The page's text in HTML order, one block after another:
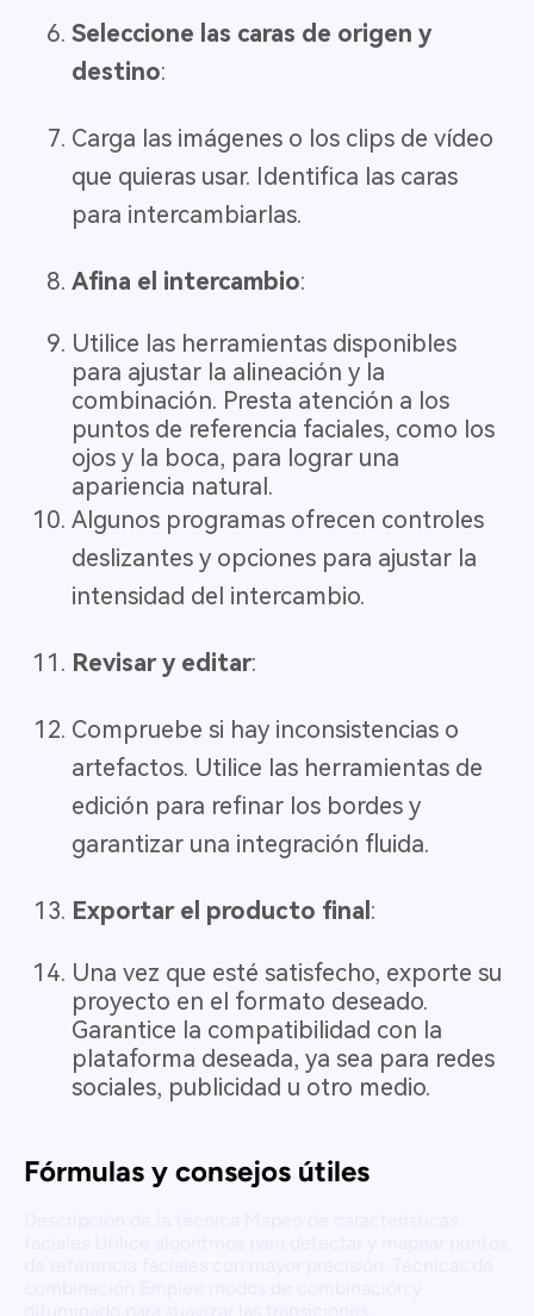
Seleccione las caras de origen y
destino:
Carga las imágenes o los clips de vídeo
que quieras usar. Identifica las caras
para intercambiarlas.
Afina el intercambio:
Utilice las herramientas disponibles
para ajustar la alineación y la
combinación. Presta atención a los
puntos de referencia faciales, como los
ojos y la boca, para lograr una
apariencia natural.
Algunos programas ofrecen controles
deslizantes y opciones para ajustar la
intensidad del intercambio.
Revisar y editar:
Compruebe si hay inconsistencias o
artefactos. Utilice las herramientas de
edición para refinar los bordes y
garantizar una integración fluida.
Exportar el producto final :
Una vez que esté satisfecho, exporte su
proyecto en el formato deseado.
Garantice la compatibilidad con la
plataforma deseada, ya sea para redes
sociales, publicidad u otro medio.
Fórmulas y consejos útiles